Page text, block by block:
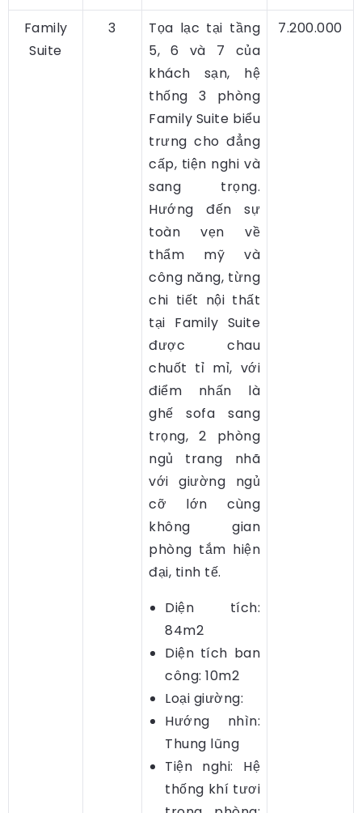
Family
Suite
3
Tọa lạc tại tầng
5, 6 và 7 của
khách sạn, hệ
thống 3 phòng
Family Suite biểu
trưng cho đẳng
cấp, tiện nghi và
sang trọng.
Hướng đến sự
toàn vẹn về
thẩm mỹ và
công năng, từng
chi tiết nội thất
tại Family Suite
được chau
chuốt tỉ mỉ, với
điểm nhấn là
ghế sofa sang
trọng, 2 phòng
ngủ trang nhã
với giường ngủ
cỡ lớn cùng
không gian
phòng tắm hiện
đại, tinh tế.
Diện tích:
84m2
Diện tích ban
công: 10m2
Loại giường:
Hướng nhìn:
Thung lũng
Tiện nghi: Hệ
thống khí tươi
7.200.000